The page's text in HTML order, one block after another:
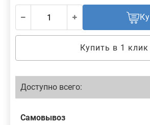
Купить в 1 клик
Доступно всего:
Самовывоз